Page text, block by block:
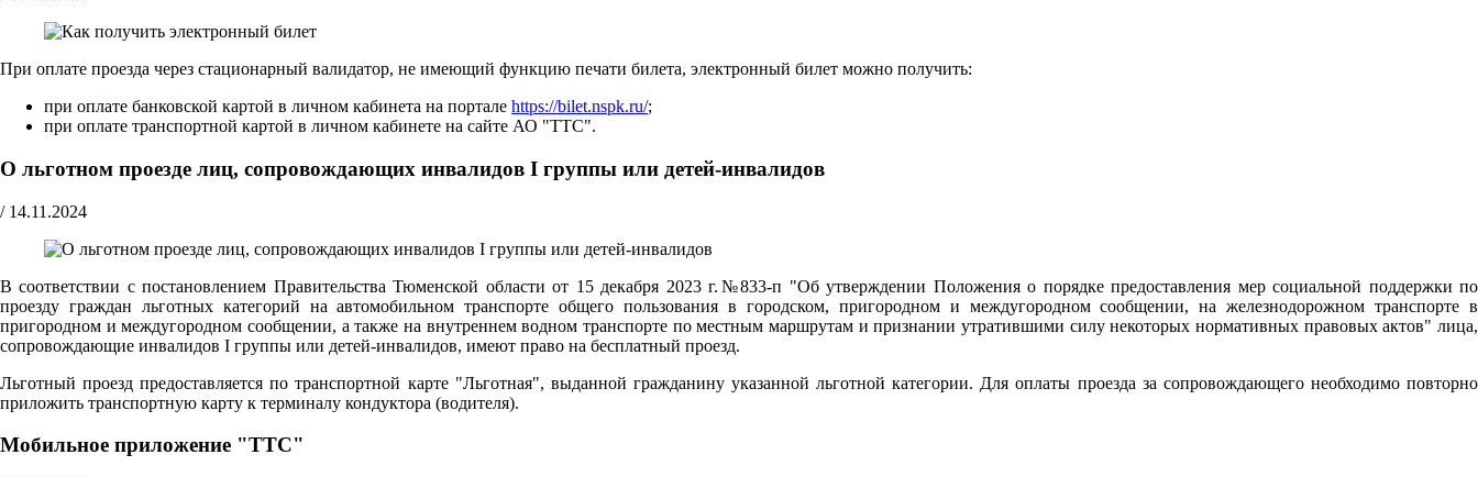
При оплате проезда через стационарный валидатор, не имеющий функцию печати билета, электронный билет можно получить:
при оплате банковской картой в личном кабинета на портале https://bilet.nspk.ru/;
при оплате транспортной картой в личном кабинете на сайте АО "ТТС".
О льготном проезде лиц, сопровождающих инвалидов I группы или детей-инвалидов
/ 14.11.2024
В соответствии с постановлением Правительства Тюменской области от 15 декабря 2023 г.№833-п "Об утверждении Положения о порядке предоставления мер социальной поддержки по
проезду граждан льготных категорий на автомобильном транспорте общего пользования в городском, пригородном и междугородном сообщении, на железнодорожном транспорте в
пригородном и междугородном сообщении, а также на внутреннем водном транспорте по местным маршрутам и признании утратившими силу некоторых нормативных правовых актов" лица,
сопровождающие инвалидов I группы или детей-инвалидов, имеют право на бесплатный проезд.
Льготный проезд предоставляется по транспортной карте "Льготная", выданной гражданину указанной льготной категории. Для оплаты проезда за сопровождающего необходимо повторно
приложить транспортную карту к терминалу кондуктора (водителя).
Мобильное приложение "ТТС"